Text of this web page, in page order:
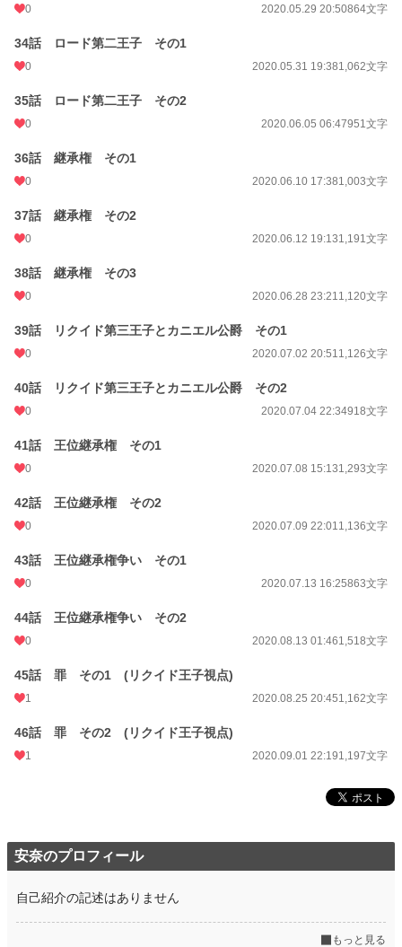
0 2020.05.29 20:50864文字
34話 ロード第二王子 その1
0 2020.05.31 19:381,062文字
35話 ロード第二王子 その2
0 2020.06.05 06:47951文字
36話 継承権 その1
0 2020.06.10 17:381,003文字
37話 継承権 その2
0 2020.06.12 19:131,191文字
38話 継承権 その3
0 2020.06.28 23:211,120文字
39話 リクイド第三王子とカニエル公爵 その1
0 2020.07.02 20:511,126文字
40話 リクイド第三王子とカニエル公爵 その2
0 2020.07.04 22:34918文字
41話 王位継承権 その1
0 2020.07.08 15:131,293文字
42話 王位継承権 その2
0 2020.07.09 22:011,136文字
43話 王位継承権争い その1
0 2020.07.13 16:25863文字
44話 王位継承権争い その2
0 2020.08.13 01:461,518文字
45話 罪 その1 (リクイド王子視点)
1 2020.08.25 20:451,162文字
46話 罪 その2 (リクイド王子視点)
1 2020.09.01 22:191,197文字
安奈のプロフィール
自己紹介の記述はありません
もっと見る